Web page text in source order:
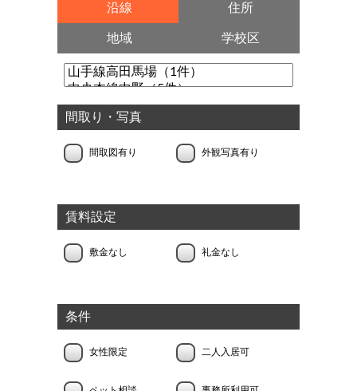
沿線 住所
地域 学校区
間取り・写真
間取図有り 外観写真有り
賃料設定
敷金なし 礼金なし
条件
女性限定 二人入居可